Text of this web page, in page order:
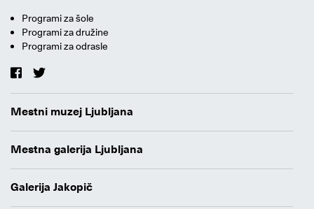
Programi za šole
Programi za družine
Programi za odrasle
Mestni muzej Ljubljana
Mestna galerija Ljubljana
Galerija Jakopič